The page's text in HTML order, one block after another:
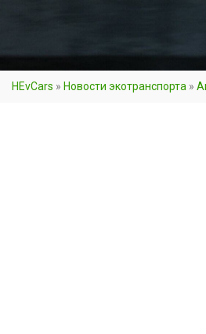
HEvCars » Новости экотранспорта »